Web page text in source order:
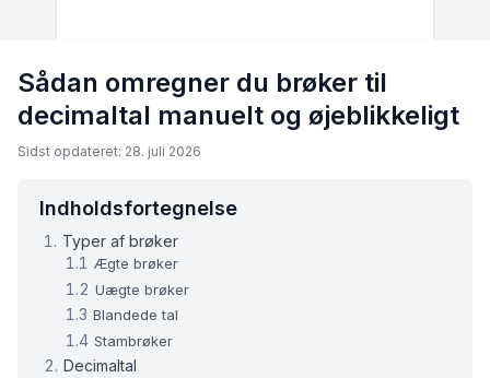
Sådan omregner du brøker til
decimaltal manuelt og øjeblikkeligt
Sidst opdateret: 28. juli 2026
Indholdsfortegnelse
Typer af brøker
Ægte brøker
Uægte brøker
Blandede tal
Stambrøker
Decimaltal